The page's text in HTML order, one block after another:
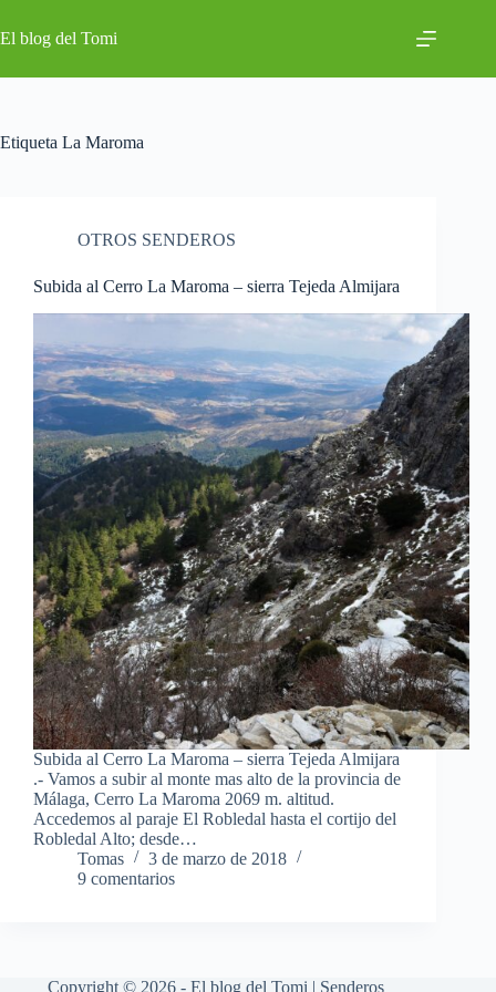
al
contenido
El blog del Tomi
Etiqueta La Maroma
OTROS SENDEROS
Subida al Cerro La Maroma – sierra Tejeda Almijara
Subida al Cerro La Maroma – sierra Tejeda Almijara
.- Vamos a subir al monte mas alto de la provincia de
Málaga, Cerro La Maroma 2069 m. altitud.
Accedemos al paraje El Robledal hasta el cortijo del
Robledal Alto; desde…
Tomas
3 de marzo de 2018
9 comentarios
Copyright © 2026 - El blog del Tomi | Senderos